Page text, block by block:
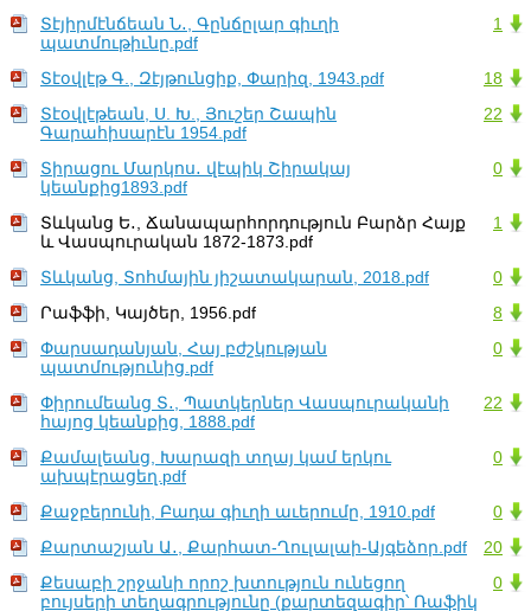
1
Տէյիրմէնճեան Ն․, Գընճըլար գիւղի
պատմութիւնը.pdf
18
Տէօվլէթ Գ., Զէյթունցիք, Փարիզ, 1943.pdf
22
Տէօվլէթեան, Ս. Խ., Յուշեր Շապին
Գարահիսարէն 1954.pdf
0
Տիրացու Մարկոս․ վէպիկ Շիրակայ
կեանքից1893.pdf
1
Տևկանց Ե․, Ճանապարհորդություն Բարձր Հայք
և Վասպուրական 1872-1873.pdf
0
Տևկանց, Տոհմային յիշատակարան, 2018.pdf
8
Րաֆֆի, Կայծեր, 1956.pdf
0
Փարսադանյան, Հայ բժշկության
պատմությունից.pdf
22
Փիրումեանց Տ․, Պատկերներ Վասպուրականի
հայոց կեանքից, 1888.pdf
0
Քամալեանց, Խարազի տղայ կամ երկու
ախպէրացեղ.pdf
0
Քաջբերունի, Բադա գիւղի աւերումը, 1910.pdf
20
Քարտաշյան Ա․, Քարհատ-Ղուլալաի-Այգեձոր.pdf
0
Քեսաբի շրջանի որոշ խտություն ունեցող
բույսերի տեղագրությունը (քարտեզագիր՝ Ռաֆիկ